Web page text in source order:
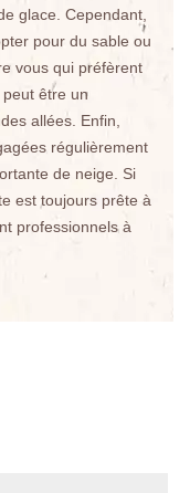
glace. Cependant,
pour du sable ou
vous qui préfèrent
être un
allées. Enfin,
régulièrement
de neige. Si
est toujours prête à
professionnels à